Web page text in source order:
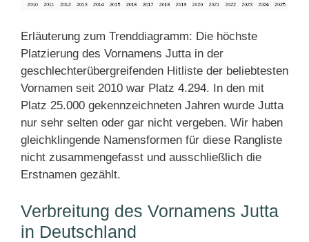
Erläuterung zum Trenddiagramm: Die höchste
Platzierung des Vornamens Jutta in der
geschlechterübergreifenden Hitliste der beliebtesten
Vornamen seit 2010 war Platz 4.294. In den mit
Platz 25.000 gekennzeichneten Jahren wurde Jutta
nur sehr selten oder gar nicht vergeben. Wir haben
gleichklingende Namensformen für diese Rangliste
nicht zusammengefasst und ausschließlich die
Erstnamen gezählt.
Verbreitung des Vornamens Jutta
in Deutschland